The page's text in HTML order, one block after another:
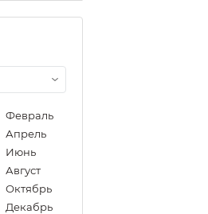
Февраль
Апрель
Июнь
Август
Октябрь
Декабрь